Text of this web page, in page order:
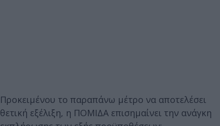
Προκειμένου το παραπάνω μέτρο να αποτελέσει
θετική εξέλιξη, η ΠΟΜΙΔΑ επισημαίνει την ανάγκη